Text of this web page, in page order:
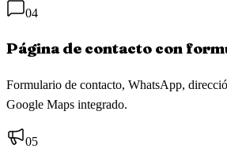
04
Página de contacto con
Formulario de contacto, WhatsApp,
Google Maps integrado.
05